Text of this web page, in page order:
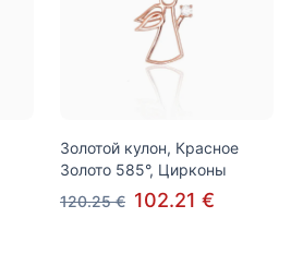
Золотой кулон, Красное
Золото 585°, Цирконы
120.25 € 102.21 €